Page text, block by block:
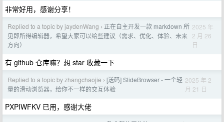
非常好用，感谢分享！
Replied to a topic by jaydenWang › 正在自主开发一款 markdown 所
见即所得编辑器，希望大家可以给些建议（需求、优化、体验、未来
方向）
2025 年
2 月 26
日
有 github 仓库嘛？想 star 收藏一下
Replied to a topic by zhangchaojie › [送码] SlideBrowser - 一个轻
量的滑动浏览器，给你不一样的交互体验
2025 年 2
月 21 日
PXPIWFKV 已用，感谢大佬